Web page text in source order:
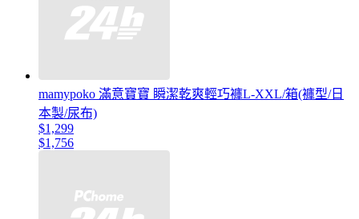
mamypoko 滿意寶寶 瞬潔乾爽輕巧褲L-XXL/箱(褲型/日
本製/尿布)
$1,299
$1,756